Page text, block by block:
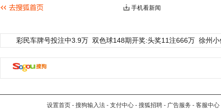
手机看新闻
彩民车牌号投注中3.9万 双色球148期开奖:头奖11注666万 徐州
设置首页 - 搜狗输入法 - 支付中心 - 搜狐招聘 - 广告服务 - 客服中心